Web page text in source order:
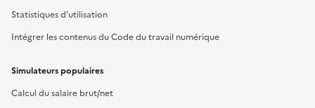
Statistiques d'utilisation
Intégrer les contenus du Code du travail numérique
Simulateurs populaires
Calcul du salaire brut/net